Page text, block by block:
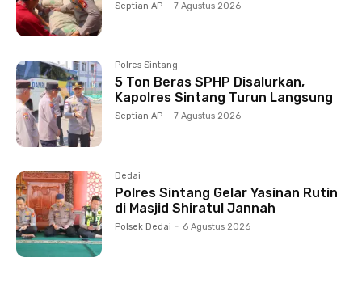
Septian AP - 7 Agustus 2026
Polres Sintang
5 Ton Beras SPHP Disalurkan,
Kapolres Sintang Turun Langsung
Septian AP - 7 Agustus 2026
Dedai
Polres Sintang Gelar Yasinan Rutin
di Masjid Shiratul Jannah
Polsek Dedai - 6 Agustus 2026